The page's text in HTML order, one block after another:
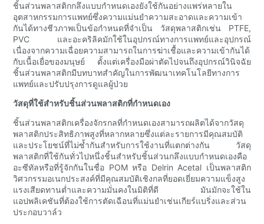
ชิ้นส่วนพลาสติกกลึงแบบกำหนดเองยังใช้กันอย่างแพร่หลายใน
อุตสาหกรรมการแพทย์ซึ่งความแม่นยำความสะอาดและความเข้า
กันได้ทางชีวภาพเป็นข้อกำหนดที่จำเป็น วัสดุพลาสติกเช่น PTFE,
PVC และอะคริลิคมักใช้ในอุปกรณ์ทางการแพทย์และอุปกรณ์
เนื่องจากความเฉื่อยความสามารถในการฆ่าเชื้อและความเข้ากันได้
กับเนื้อเยื่อของมนุษย์ ตั้งแต่เครื่องมือผ่าตัดไปจนถึงอุปกรณ์วินิจฉัย
ชิ้นส่วนพลาสติกมีบทบาทสำคัญในการพัฒนาเทคโนโลยีทางการ
แพทย์และปรับปรุงการดูแลผู้ป่วย
วัสดุที่ใช้สำหรับชิ้นส่วนพลาสติกที่กำหนดเอง
ชิ้นส่วนพลาสติกเครื่องจักรกลที่กำหนดเองสามารถผลิตได้จากวัสดุ
พลาสติกประสิทธิภาพสูงที่หลากหลายซึ่งแต่ละรายการมีคุณสมบัติ
และประโยชน์ที่ไม่ซ้ำกันสำหรับการใช้งานที่แตกต่างกัน วัสดุ
พลาสติกที่ใช้กันทั่วไปหนึ่งชิ้นสำหรับชิ้นส่วนกลึงแบบกำหนดเองคือ
อะซีทัลหรือที่รู้จักกันในชื่อ POM หรือ Delrin Acetal เป็นพลาสติก
วิศวกรรมอเนกประสงค์ที่มีคุณสมบัติเชิงกลที่ยอดเยี่ยมความแข็งสูง
แรงเสียดทานต่ำและความมั่นคงในมิติที่ดี มันมักจะใช้ใน
แอปพลิเคชันที่ต้องใช้การตัดเฉือนที่แม่นยำเช่นเกียร์แบริ่งและส่วน
ประกอบวาล์ว